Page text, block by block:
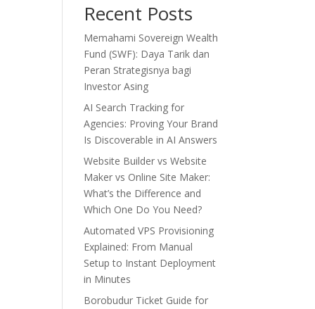
Recent Posts
Memahami Sovereign Wealth
Fund (SWF): Daya Tarik dan
Peran Strategisnya bagi
Investor Asing
AI Search Tracking for
Agencies: Proving Your Brand
Is Discoverable in AI Answers
Website Builder vs Website
Maker vs Online Site Maker:
What’s the Difference and
Which One Do You Need?
Automated VPS Provisioning
Explained: From Manual
Setup to Instant Deployment
in Minutes
Borobudur Ticket Guide for